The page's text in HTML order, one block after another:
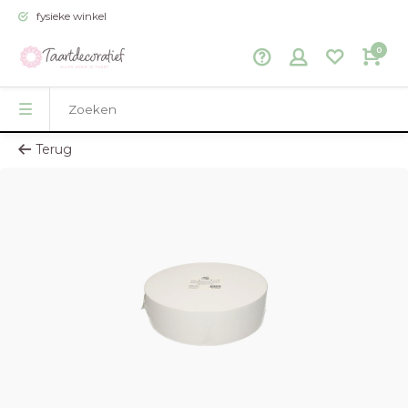
fysieke winkel
0
Terug